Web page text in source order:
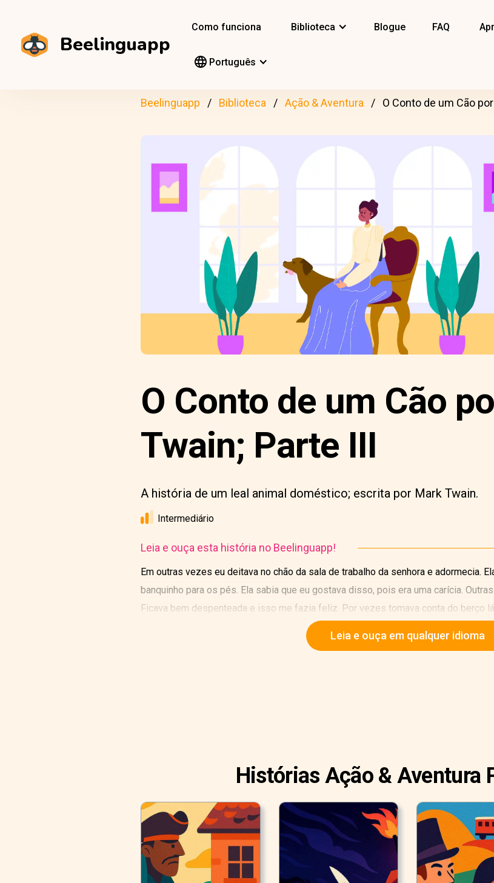
Beelinguapp
Como funciona Biblioteca Blogue FAQ
Português
Beelinguapp Biblioteca Ação & Aventura O Conto de um Cão
O Conto de um Cão
Twain; Parte III
A história de um leal animal doméstico; escrita por Mark Twain.
Intermediário
Leia e ouça esta história no Beelinguapp!
Em outras vezes eu deitava no chão da sala de trabalho da senhora e adormecia.
banquinho para os pés. Ela sabia que eu gostava disso, pois era uma carícia.
Ficava bem despenteada e isso me fazia feliz. Por vezes tomava conta do berço
e a babá se ausentava por uns minutos nos afazeres do bebê. Outras vezes, eu
com Sadie até ficarmos cansadas. Depois dormia na grama à sombra de uma
Leia e ouça em qualquer idioma
Histórias Ação & Aventura